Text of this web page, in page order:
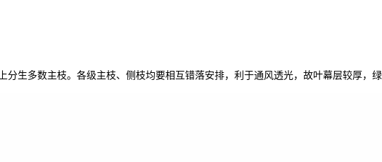
生多数主枝。各级主枝、侧枝均要相互错落安排，利于通风透光，故叶幕层较厚，